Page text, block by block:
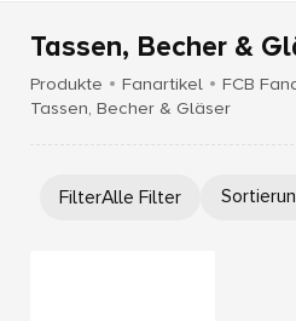
t
H
o
a
d
e
r
V
e
n
Tassen, Becher &
Produkte Fanartikel
FCB
Tassen, Becher & Gläser
FilterAlle Filter